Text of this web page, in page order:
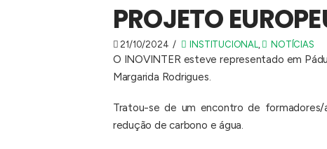
PROJETO
21/10/2024 INSTITUCIONAL NOTÍCIAS
O INOVINTER esteve representado em
Margarida Rodrigues.
Tratou-se de um encontro de formadores/
redução de carbono e água.